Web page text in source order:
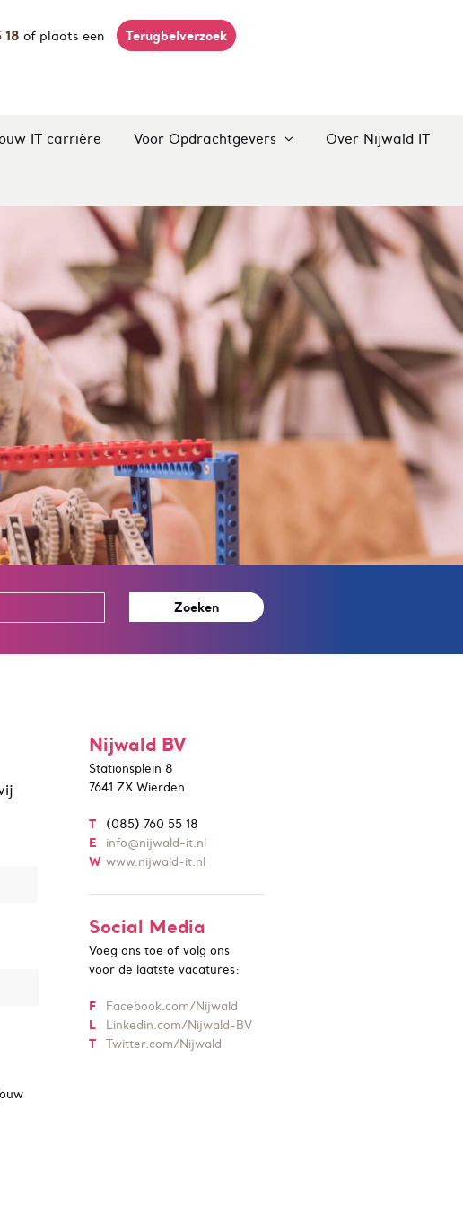
18 of plaats een Terugbelverzoek
IT carrière Voor Opdrachtgevers Over Nijwald IT
Zoeken
Nijwald BV
Stationsplein 8
7641 ZX Wierden
T (085) 760 55 18
E info@nijwald-it.nl
W www.nijwald-it.nl
Social Media
Voeg ons toe of volg ons
voor de laatste vacatures:
F Facebook.com/Nijwald
L Linkedin.com/Nijwald-BV
T Twitter.com/Nijwald